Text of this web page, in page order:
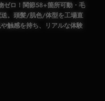
ゼロ！関節58+箇所可動・毛
。頭髪/肌色/体型を工場直
触感を持ち、リアルな体験